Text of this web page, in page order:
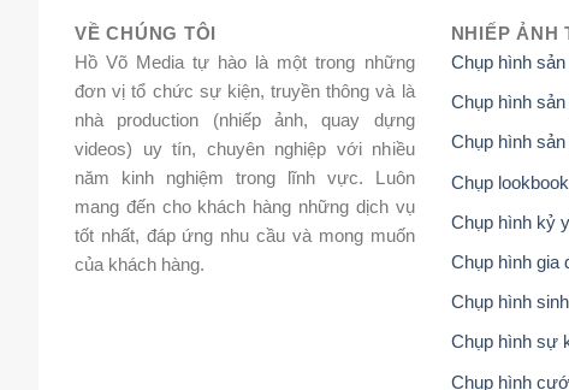
VỀ CHÚNG TÔI
Hồ Võ Media tự hào là một trong những
đơn vị tổ chức sự kiện, truyền thông và là
nhà production (nhiếp ảnh, quay dựng
videos) uy tín, chuyên nghiệp với nhiều
năm kinh nghiệm trong lĩnh vực. Luôn
mang đến cho khách hàng những dịch vụ
tốt nhất, đáp ứng nhu cầu và mong muốn
của khách hàng.
NHIẾP ẢNH
Chụp hình
Chụp hình
Chụp hình
Chụp
Chụp hình kỷ
Chụp hình gia
Chụp hình
Chụp hình sự
Chụp hình